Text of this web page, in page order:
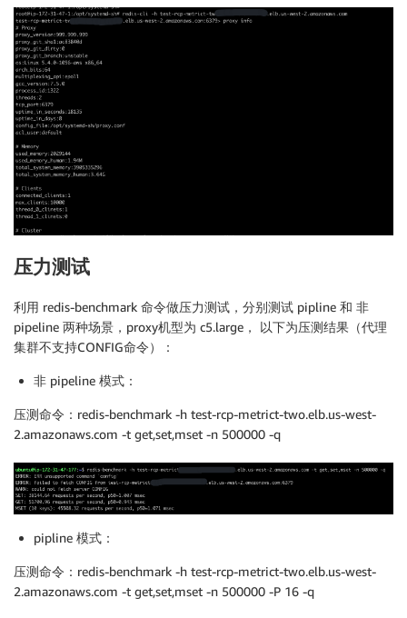
      Protocol: TCP
      LoadBalancerArn: !Ref RedisProxyNLB
  RedisProxyAutoScalingGroup:
    Type: 'AWS::AutoScaling::AutoScalingGroup'
    DependsOn:
      - RedisProxyAutoScalingGroupConfiguration
    Properties:
      TargetGroupARNs:
        - !Ref RedisProxyTargetGroup
VPCZoneIdentifier: !Split [',', !Join [',',
DesiredCapacity: !Ref
      HealthCheckGracePeriod: 100
LaunchConfigurationName: !Ref
MaxSize: !Ref
      Tags:
        - Key: Name
          PropagateAtLaunch: true
  RedisClusterProxyThreadCount:
    Type: Number
Description: Set Redis Cluster Proxy thread
  RedisClusterProxyAutoScallingCPUThreshold:
Description: Set CPU threshold for redis proxy
    Default: 60
压力测试
利用 redis-benchmark 命令做压力测试，分别测试 pipline 和 非
pipeline 两种场景，proxy机型为 c5.large， 以下为压测结果（代理
集群不支持CONFIG命令）：
非 pipeline 模式：
压测命令：redis-benchmark -h test-rcp-metrict-two.elb.us-west-
2.amazonaws.com -t get,set,mset -n 500000 -q
pipline 模式：
压测命令：redis-benchmark -h test-rcp-metrict-two.elb.us-west-
2.amazonaws.com -t get,set,mset -n 500000 -P 16 -q